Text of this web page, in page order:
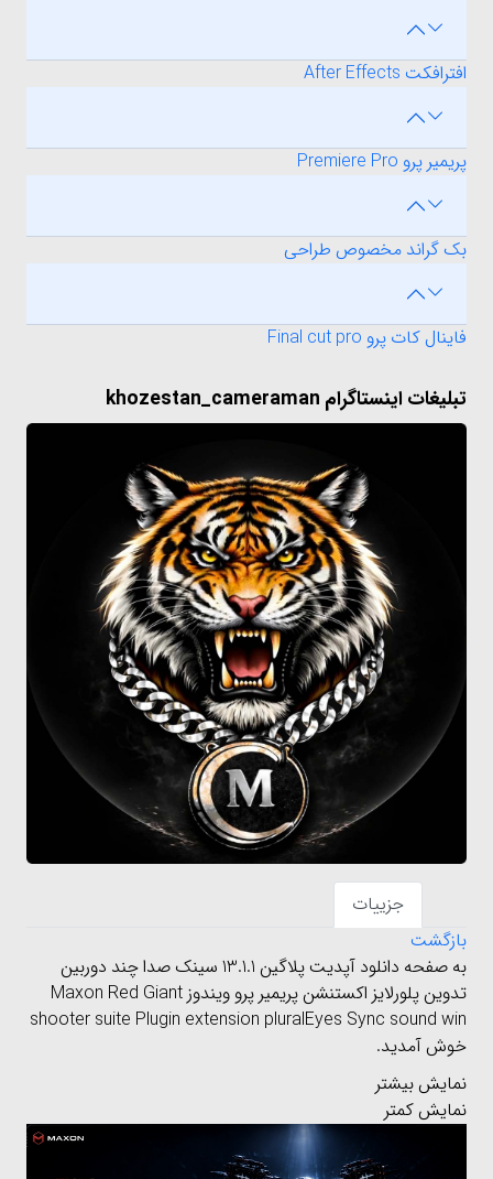
افترافکت After Effects
پریمیر پرو Premiere Pro
بک گراند مخصوص طراحی
فاینال کات پرو Final cut pro
تبلیغات اینستاگرام khozestan_cameraman
جزییات
بازگشت
به صفحه دانلود آپدیت پلاگین 13.1.1 سینک صدا چند دوربین
تدوین پلورلایز اکستنشن پریمیر پرو ویندوز Maxon Red Giant
shooter suite Plugin extension pluralEyes Sync sound win
خوش آمدید.
نمایش بیشتر
نمایش کمتر